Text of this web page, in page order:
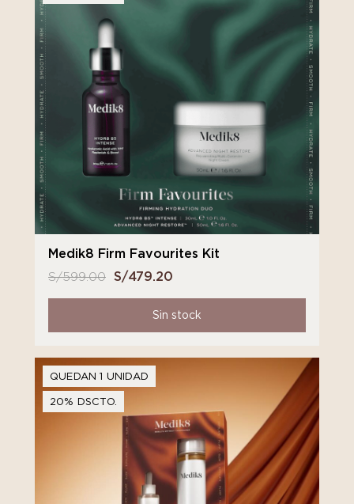
Medik8 Firm Favourites Kit
S/599.00 El
precio
original
era:
S/479.20
precio
actual
es:
Sin stock
QUEDAN 1 UNIDAD
20% DSCTO.